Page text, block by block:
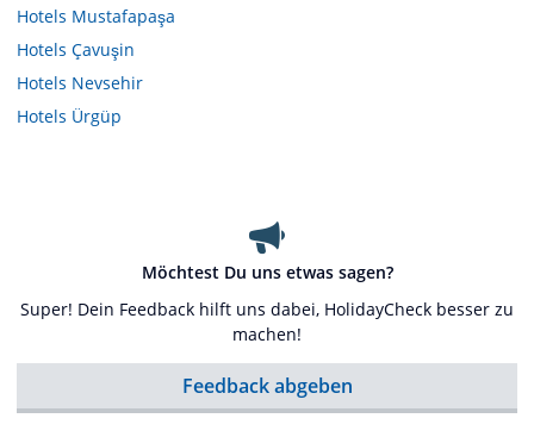
Hotels Mustafapaşa
Hotels Çavuşin
Hotels Nevsehir
Hotels Ürgüp
Möchtest Du uns etwas sagen?
Super! Dein Feedback hilft uns dabei, HolidayCheck besser zu
machen!
Feedback abgeben